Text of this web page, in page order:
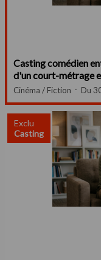
Casting comédien
d'un court-métrage
Cinéma / Fiction Du
Exclu
Casting